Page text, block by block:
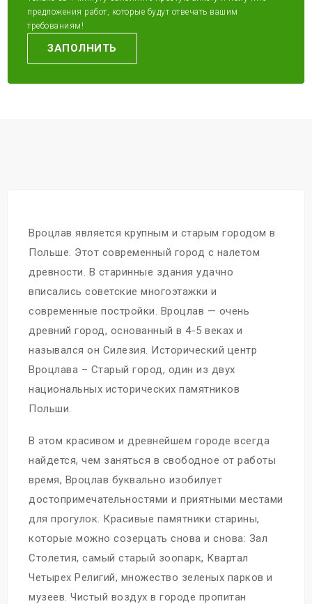
предложения работ, которые будут отвечать вашим
требованиям!
ЗАПОЛНИТЬ
Вроцлав является крупным и старым городом в
Польше. Этот современный город с налетом
древности. В старинные здания удачно
вписались советские многоэтажки и
современные постройки. Вроцлав — очень
древний город, основанный в 4-5 веках и
назывался он Силезия. Исторический центр
Вроцлава – Старый город, один из двух
национальных исторических памятников
Польши.
В этом красивом и древнейшем городе всегда
найдется, чем заняться в свободное от работы
время, Вроцлав буквально изобилует
достопримечательностями и приятными местами
для прогулок. Красивые памятники старины,
которые можно созерцать снова и снова: Зал
Столетия, самый старый зоопарк, Квартал
Четырех Религий, множество зеленых парков и
музеев. Чистый воздух в городе пропитан